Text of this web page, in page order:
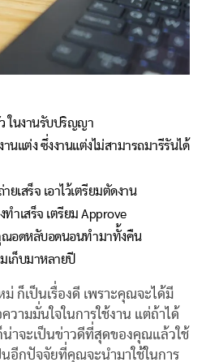
ในงานรับปริญญา
นแต่ง ซึ่งงานแต่งไม่สามารถมารีรันได้
ยเสร็จ เอาไว้เตรียมตัดงาน
ทำเสร็จ เตรียม Approve
ณอดหลับอดนอนทำมาทั้งคืน
เก็บมาหลายปี
ม่ ก็เป็นเรื่องดี เพราะคุณจะได้มี
ามมั่นใจในการใช้งาน แต่ถ้าได้
าจะเป็นข่าวดีที่สุดของคุณแล้วใช้
นอีกปัจจัยที่คุณจะนำมาใช้ในการ